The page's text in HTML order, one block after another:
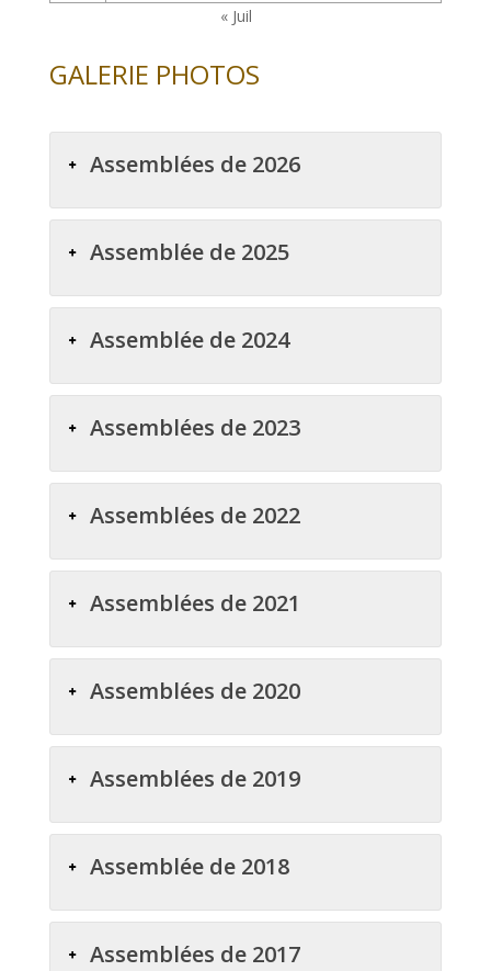
« Juil
GALERIE PHOTOS
Assemblées de 2026
Assemblée de 2025
Assemblée de 2024
Assemblées de 2023
Assemblées de 2022
Assemblées de 2021
Assemblées de 2020
Assemblées de 2019
Assemblée de 2018
Assemblées de 2017